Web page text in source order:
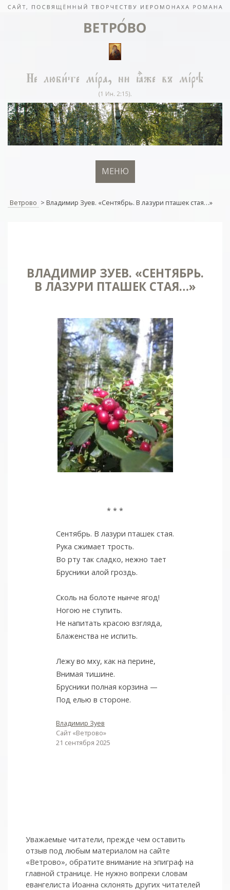
МЕНЮ
Ветрово > Владимир Зуев. «Сентябрь. В лазури пташек стая…»
ВЛАДИМИР ЗУЕВ. «СЕНТЯБРЬ.
В ЛАЗУРИ ПТАШЕК СТАЯ…»
* * *
Сентябрь. В лазури пташек стая.
Рука сжимает трость.
Во рту так сладко, нежно тает
Брусники алой гроздь.
Сколь на болоте нынче ягод!
Ногою не ступить.
Не напитать красою взгляда,
Блаженства не испить.
Лежу во мху, как на перине,
Внимая тишине.
Брусники полная корзина —
Под елью в стороне.
Владимир Зуев
Сайт «Ветрово»
21 сентября 2025
Уважаемые читатели, прежде чем оставить
отзыв под любым материалом на сайте
«Ветрово», обратите внимание на эпиграф на
главной странице. Не нужно вопреки словам
евангелиста Иоанна склонять других читателей